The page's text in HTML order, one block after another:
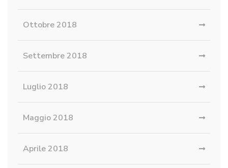
Ottobre 2018
Settembre 2018
Luglio 2018
Maggio 2018
Aprile 2018